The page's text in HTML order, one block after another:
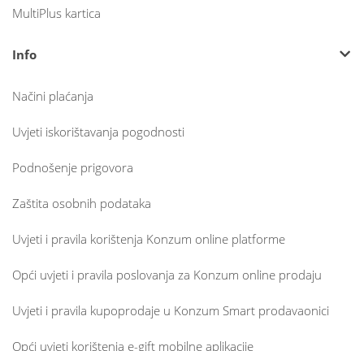
MultiPlus kartica
Info
Načini plaćanja
Uvjeti iskorištavanja pogodnosti
Podnošenje prigovora
Zaštita osobnih podataka
Uvjeti i pravila korištenja Konzum online platforme
Opći uvjeti i pravila poslovanja za Konzum online prodaju
Uvjeti i pravila kupoprodaje u Konzum Smart prodavaonici
Opći uvjeti korištenja e-gift mobilne aplikacije